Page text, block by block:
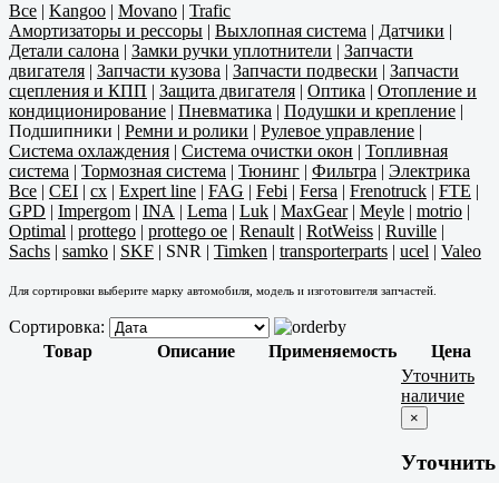
Все | Kangoo | Movano | Trafic
Амортизаторы и рессоры | Выхлопная система | Датчики |
Детали салона | Замки ручки уплотнители | Запчасти
двигателя | Запчасти кузова | Запчасти подвески | Запчасти
сцепления и КПП | Защита двигателя | Оптика | Отопление и
кондиционирование | Пневматика | Подушки и крепление |
Подшипники | Ремни и ролики | Рулевое управление |
Система охлаждения | Система очистки окон | Топливная
система | Тормозная система | Тюнинг | Фильтра | Электрика
Все | CEI | cx | Expert line | FAG | Febi | Fersa | Frenotruck | FTE |
GPD | Impergom | INA | Lema | Luk | MaxGear| Meyle | motrio |
Optimal | prottego | prottego oe | Renault | RotWeiss | Ruville |
Sachs | samko | SKF | SNR | Timken | transporterparts | ucel | Valeo
Для сортировки выберите марку автомобиля, модель и изготовителя запчастей.
Сортировка:
Товар
Описание Применяемость Цена
Уточнить
наличие
×
Уточнить